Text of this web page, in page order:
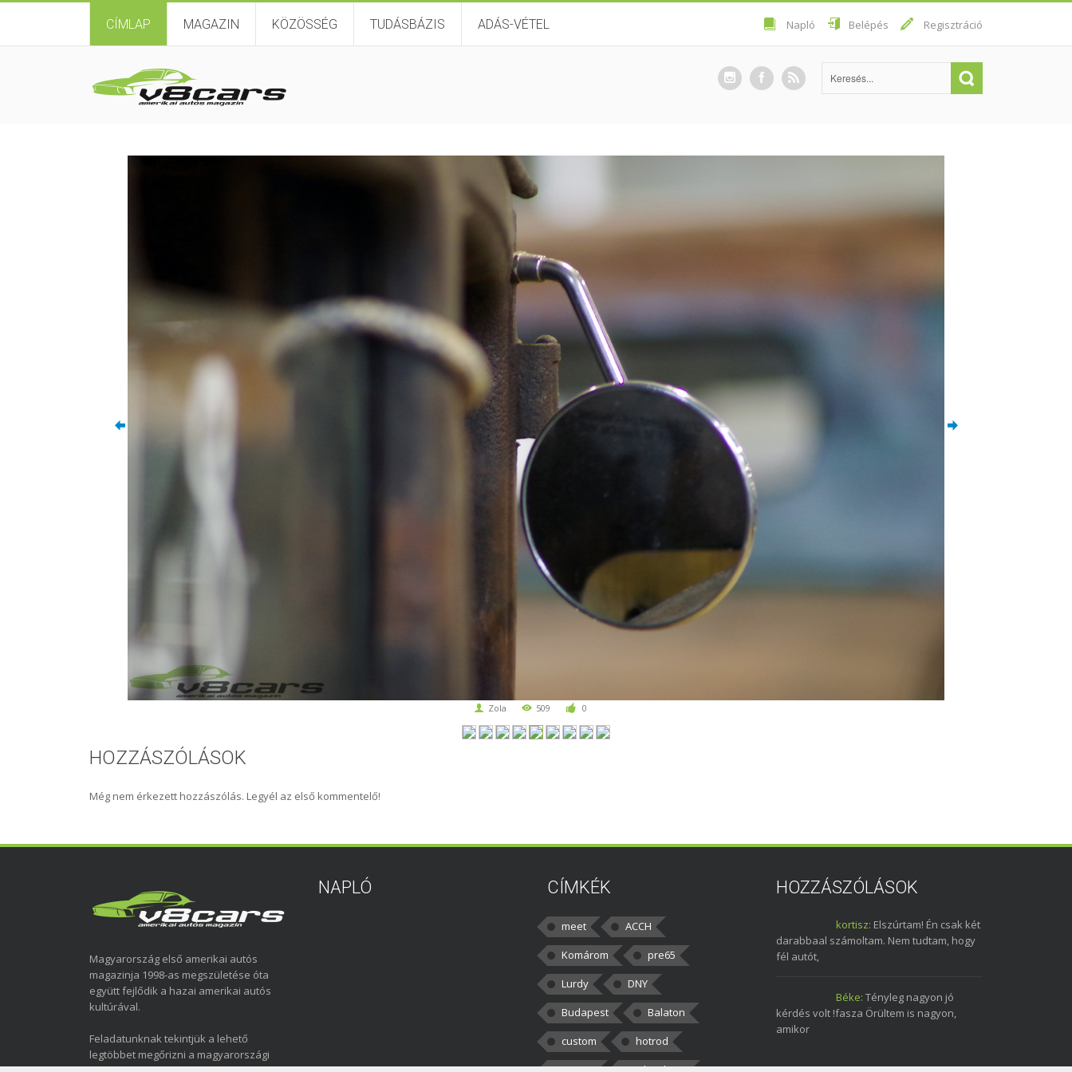
CÍMLAP MAGAZIN KÖZÖSSÉG TUDÁSBÁZIS ADÁS-VÉTEL Napló Belépés Regisztráció
Zola 509 0
HOZZÁSZÓLÁSOK
Még nem érkezett hozzászólás. Legyél az első kommentelő!
Magyarország első amerikai autós
magazinja 1998-as megszületése óta
együtt fejlődik a hazai amerikai autós
kultúrával.
Feladatunknak tekintjük a lehető
legtöbbet megőrizni a magyarországi
NAPLÓ CÍMKÉK
meet
ACCH
Komárom
pre65
Lurdy
DNY
Budapest
Balaton
custom
hotrod
HOZZÁSZÓLÁSOK
kortisz: Elszúrtam! Én csak két
darabbaal számoltam. Nem tudtam, hogy
fél autót,
Béke: Tényleg nagyon jó
kérdés volt !fasza Örültem is nagyon,
amikor